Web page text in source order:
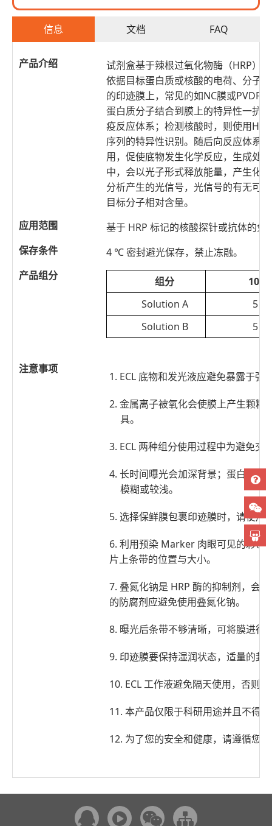
信息 文档 FAQ
产品介绍
试剂盒基于辣根过氧化物酶（HRP）
依据目标蛋白质或核酸的电荷、分子
的印迹膜上，常见的如NC膜或PVDF
蛋白质分子结合到膜上的特异性一抗
疫反应体系；检测核酸时，则使用
序列的特异性识别。随后向反应体系
用，促使底物发生化学反应，生成处
中，会以光子形式释放能量，产生化
分析产生的光信号，光信号的有无可
目标分子相对含量。
应用范围
基于 HRP 标记的核酸探针或抗体的免
保存条件
4 ℃ 密封避光保存，禁止冻融。
产品组分
组分
10
Solution A
5
Solution B
5
注意事项
1. ECL 底物和发光液应避免暴露于
2. 金属离子被氧化会使膜上产生颗粒
具。
3. ECL 两种组分使用过程中为避免
4. 长时间曝光会加深背景；蛋白过量
模糊或较浅。
5. 选择保鲜膜包裹印迹膜时，请使用
6. 利用预染 Marker 肉眼可见的彩色
片上条带的位置与大小。
7. 叠氮化钠是 HRP 酶的抑制剂，会
的防腐剂应避免使用叠氮化钠。
8. 曝光后条带不够清晰，可将膜进行
9. 印迹膜要保持湿润状态，适量的封
10. ECL 工作液避免隔天使用，否则
11. 本产品仅限于科研用途并且不得
12. 为了您的安全和健康，请遵循您